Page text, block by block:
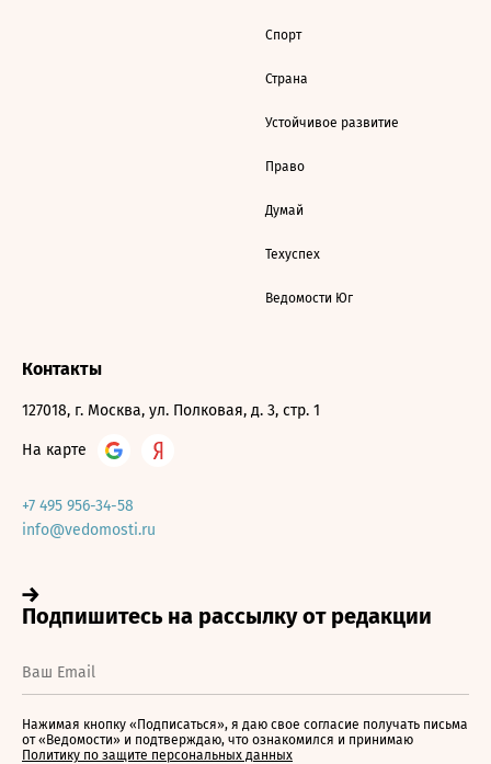
Спорт
Страна
Устойчивое развитие
Право
Думай
Техуспех
Ведомости Юг
Контакты
127018, г. Москва, ул. Полковая, д. 3, стр. 1
На карте
+7 495 956-34-58
info@vedomosti.ru
Нажимая кнопку «Подписаться», я даю свое согласие получать письма
от «Ведомости» и подтверждаю, что ознакомился и принимаю
Политику по защите персональных данных